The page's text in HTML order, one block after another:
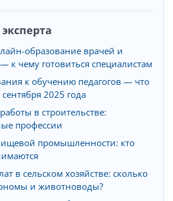
образование врачей и
к чему готовиться специалистам
к обучению педагогов — что
2025 года
в строительстве:
профессии
промышленности: кто
в сельском хозяйстве: сколько
и животноводы?